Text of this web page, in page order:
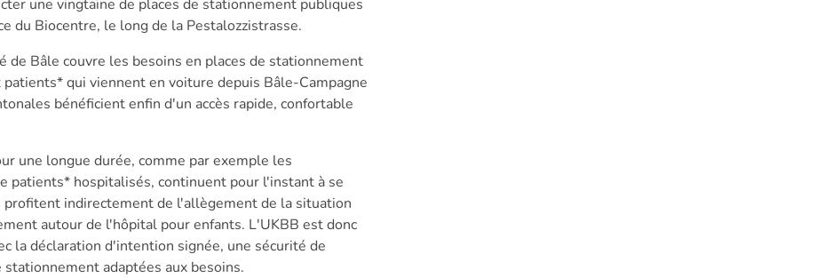
une vingtaine de places de stationnement publiques
du Biocentre, le long de la Pestalozzistrasse.
de Bâle couvre les besoins en places de stationnement
qui viennent en voiture depuis Bâle-Campagne
bénéficient enfin d'un accès rapide, confortable
une longue durée, comme par exemple les
patients* hospitalisés, continuent pour l'instant à se
profitent indirectement de l'allègement de la situation
autour de l'hôpital pour enfants. L'UKBB est donc
la déclaration d'intention signée, une sécurité de
adaptées aux besoins.